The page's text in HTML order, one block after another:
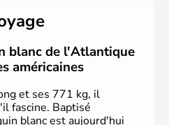
blanc de l'Atlantique
américaines
et ses 771 kg, il
fascine. Baptisé
blanc est aujourd'hui